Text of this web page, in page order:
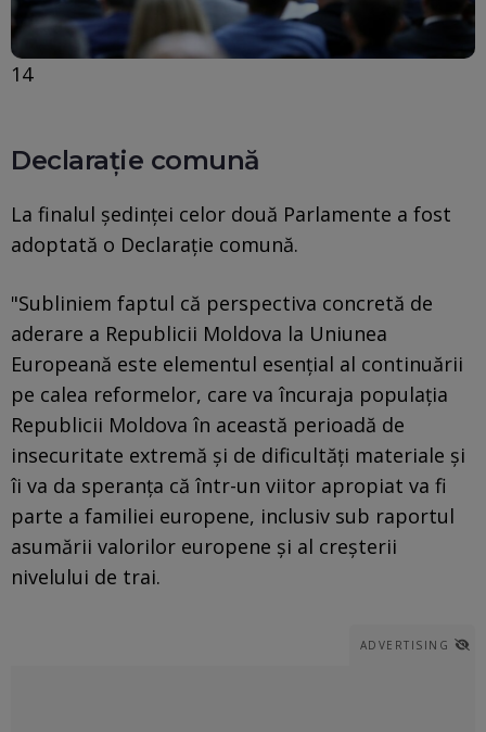
14
Declarație comună
La finalul şedinţei celor două Parlamente a fost
adoptată o Declaraţie comună.
"Subliniem faptul că perspectiva concretă de
aderare a Republicii Moldova la Uniunea
Europeană este elementul esenţial al continuării
pe calea reformelor, care va încuraja populaţia
Republicii Moldova în această perioadă de
insecuritate extremă şi de dificultăţi materiale şi
îi va da speranţa că într-un viitor apropiat va fi
parte a familiei europene, inclusiv sub raportul
asumării valorilor europene şi al creşterii
nivelului de trai.
ADVERTISING